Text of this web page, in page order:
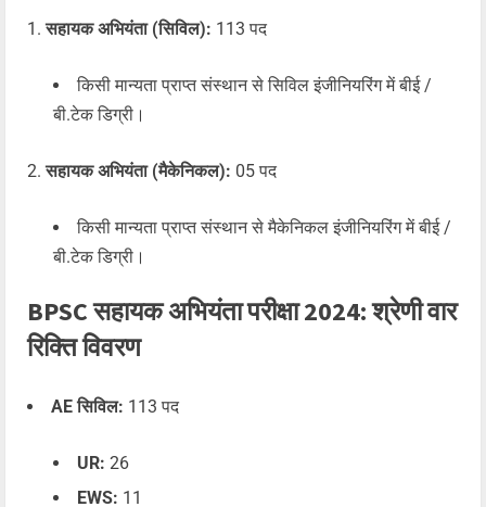
सहायक अभियंता (सिविल): 113 पद
किसी मान्यता प्राप्त संस्थान से सिविल इंजीनियरिंग में बीई /
बी.टेक डिग्री।
सहायक अभियंता (मैकेनिकल): 05 पद
किसी मान्यता प्राप्त संस्थान से मैकेनिकल इंजीनियरिंग में बीई /
बी.टेक डिग्री।
BPSC सहायक अभियंता परीक्षा 2024: श्रेणी वार
रिक्ति विवरण
AE सिविल: 113 पद
UR: 26
EWS: 11